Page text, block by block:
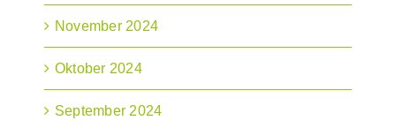
November 2024
Oktober 2024
September 2024